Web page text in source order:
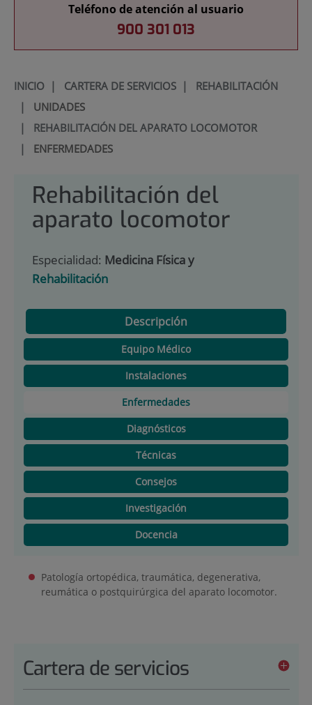
Teléfono de atención al usuario
900 301 013
INICIO| CARTERA DE SERVICIOS| REHABILITACIÓN
| UNIDADES
| REHABILITACIÓN DEL APARATO LOCOMOTOR
| ENFERMEDADES
Rehabilitación del
aparato locomotor
Especialidad: Medicina Física y
Rehabilitación
Descripción
Equipo Médico
Instalaciones
Enfermedades
Diagnósticos
Técnicas
Consejos
Investigación
Docencia
Patología ortopédica, traumática, degenerativa,
reumática o postquirúrgica del aparato locomotor.
Cartera de servicios